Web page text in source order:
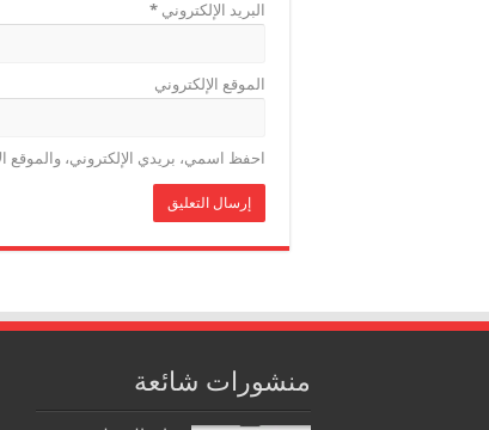
البريد الإلكتروني *
الموقع الإلكتروني
احفظ اسمي، بريدي الإلكتروني، والموقع
منشورات شائعة